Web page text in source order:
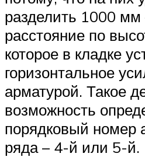
разделить 1000
расстояние по
которое в кладке
горизонтальное
арматурой. Такое
возможность
порядковый номер
ряда – 4-й или 5-й.